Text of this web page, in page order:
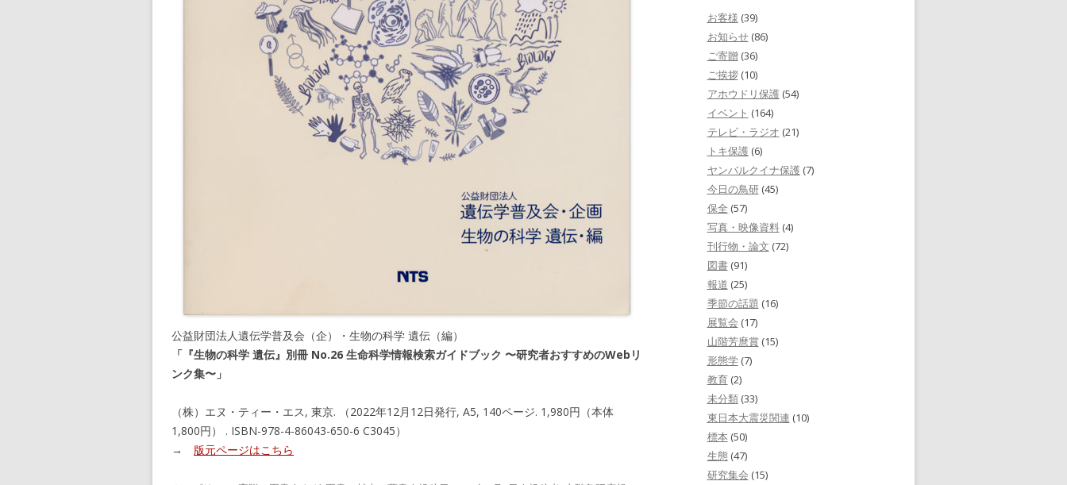
公益財団法人遺伝学普及会（企）・生物の科学 遺伝（編）
「『生物の科学 遺伝』別冊 No.26 生命科学情報検索ガイドブック 〜研究者おすすめのWebリ
ンク集〜」
（株）エヌ・ティー・エス, 東京. （2022年12月12日発行, A5, 140ページ. 1,980円（本体
1,800円） . ISBN-978-4-86043-650-6 C3045）
→ 版元ページはこちら
お客様 (39)
お知らせ(86)
ご寄贈(36)
ご挨拶(10)
アホウドリ保護(54)
イベント (164)
テレビ・ラジオ (21)
トキ保護(6)
ヤンバルクイナ保護(7)
今日の鳥研 (45)
保全 (57)
写真・映像資料(4)
刊行物・論文 (72)
図書(91)
報道 (25)
季節の話題 (16)
展覧会 (17)
山階芳麿賞(15)
形態学(7)
教育(2)
未分類(33)
東日本大震災関連 (10)
標本 (50)
生態(47)
研究集会 (15)